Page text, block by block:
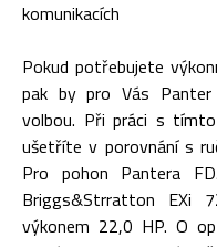
komunikacích
Pokud potřebujete
pak by pro Vás
volbou. Při práci s
ušetříte v porovnání s
Pro pohon Pantera
Briggs&Strratton EXi
výkonem 22,0 HP. O